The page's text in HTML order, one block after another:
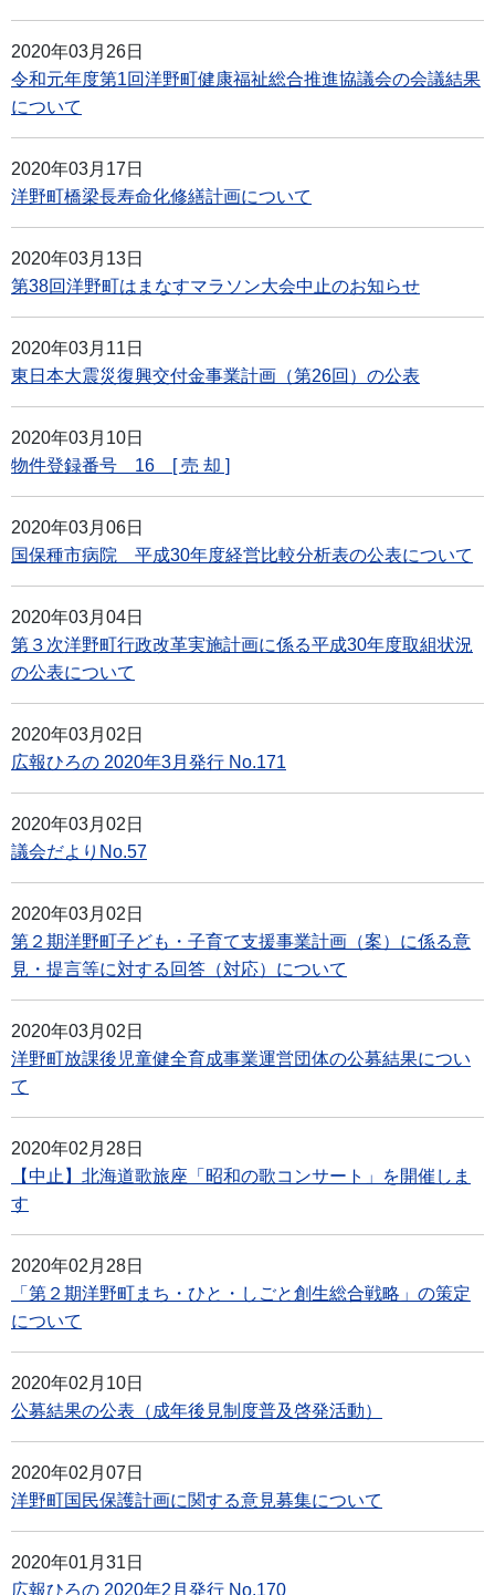
2020年03月26日
令和元年度第1回洋野町健康福祉総合推進協議会の会議結果
について
2020年03月17日
洋野町橋梁長寿命化修繕計画について
2020年03月13日
第38回洋野町はまなすマラソン大会中止のお知らせ
2020年03月11日
東日本大震災復興交付金事業計画（第26回）の公表
2020年03月10日
物件登録番号 16 [ 売 却 ]
2020年03月06日
国保種市病院 平成30年度経営比較分析表の公表について
2020年03月04日
第３次洋野町行政改革実施計画に係る平成30年度取組状況
の公表について
2020年03月02日
広報ひろの 2020年3月発行 No.171
2020年03月02日
議会だよりNo.57
2020年03月02日
第２期洋野町子ども・子育て支援事業計画（案）に係る意
見・提言等に対する回答（対応）について
2020年03月02日
洋野町放課後児童健全育成事業運営団体の公募結果につい
て
2020年02月28日
【中止】北海道歌旅座「昭和の歌コンサート」を開催しま
す
2020年02月28日
「第２期洋野町まち・ひと・しごと創生総合戦略」の策定
について
2020年02月10日
公募結果の公表（成年後見制度普及啓発活動）
2020年02月07日
洋野町国民保護計画に関する意見募集について
2020年01月31日
広報ひろの 2020年2月発行 No.170